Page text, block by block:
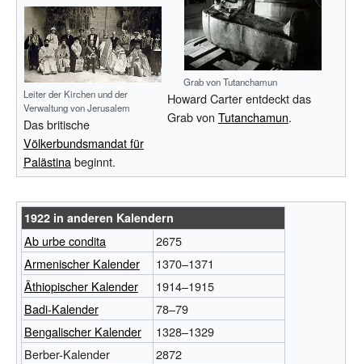
Leiter der Kirchen und der
Verwaltung von Jerusalem
Das britische
Völkerbundsmandat für
Palästinabeginnt.
Grab von Tutanchamun
Howard Carter entdeckt das
Grab von Tutanchamun.
1922 in anderen Kalendern
Ab urbe condita
2675
Armenischer Kalender
1370–1371
Äthiopischer Kalender
1914–1915
Badi-Kalender
78–79
Bengalischer Kalender
1328–1329
Berber-Kalender
2872